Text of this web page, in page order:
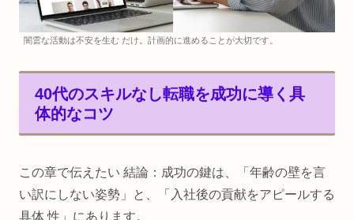
闇雲な活動は不安を生む だけ。計画的に進めることが大切です。
40代のスキルなし転職を成功に導く具
体的なコツ
この章で伝えたい 結論：成功の鍵は、「年齢の壁を言
い訳にしない姿勢」と、「入社後の貢献をアピールする
具体 性」にあります。